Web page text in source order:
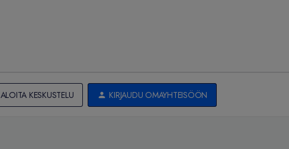
ALOITA KESKUSTELU KIRJAUDU OMAYHTEISÖÖN